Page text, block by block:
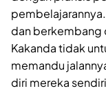
dan berkembang
Kakanda tidak
memandu
diri mereka